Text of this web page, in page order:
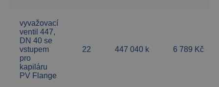
vyvažovací
ventil 447,
DN 40 se
vstupem
pro
kapiláru
PV Flange
22 447 040 k 6 789 Kč